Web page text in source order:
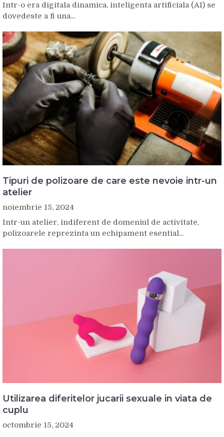
Intr-o era digitala dinamica, inteligenta artificiala (AI) se
dovedeste a fi una...
Tipuri de polizoare de care este nevoie intr-un
atelier
noiembrie 15, 2024
Intr-un atelier, indiferent de domeniul de activitate,
polizoarele reprezinta un echipament esential...
Utilizarea diferitelor jucarii sexuale in viata de
cuplu
octombrie 15, 2024